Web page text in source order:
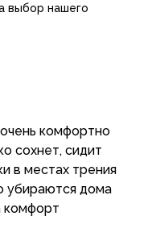
выбор нашего
комфортно
сохнет, сидит
в местах трения
убираются дома
комфорт